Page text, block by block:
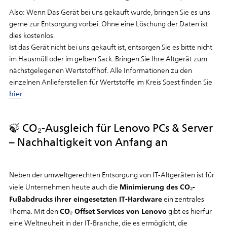
Also: Wenn Das Gerät bei uns gekauft wurde, bringen Sie es uns
gerne zur Entsorgung vorbei. Ohne eine Löschung der Daten ist
dies kostenlos.
Ist das Gerät nicht bei uns gekauft ist, entsorgen Sie es bitte nicht
im Hausmüll oder im gelben Sack. Bringen Sie Ihre Altgerät zum
nächstgelegenen Wertstoffhof. Alle Informationen zu den
einzelnen Anlieferstellen für Wertstoffe im Kreis Soest finden Sie
hier
🍃 CO₂-Ausgleich für Lenovo PCs & Server
– Nachhaltigkeit von Anfang an
Neben der umweltgerechten Entsorgung von IT-Altgeräten ist für
viele Unternehmen heute auch die Minimierung des CO₂-
Fußabdrucks ihrer eingesetzten IT-Hardwareein zentrales
Thema. Mit denCO₂ Offset Services von Lenovogibt es hierfür
eine Weltneuheit in der IT-Branche, die es ermöglicht, die